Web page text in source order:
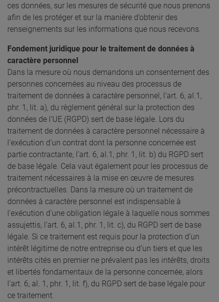
ces données, sur les mesures de sécurité que nous prenons
afin de les protéger et sur la manière d’obtenir des
renseignements sur les informations que nous recevons.
Fondement juridique pour le traitement de données à
caractère personnel
Dans la mesure où nous demandons un consentement des
personnes concernées au niveau des processus de
traitement de données à caractère personnel, l’art. 6, al.1,
phr. 1, lit. a), du règlement général sur la protection des
données de l’UE (RGPD) sert de base légale. Lors du
traitement de données à caractère personnel nécessaire à
l’exécution d’un contrat dont la personne concernée est
partie contractante, l’art. 6, al.1, phr. 1, lit. b) du RGPD sert
de base légale. Cela vaut également pour les processus de
traitement nécessaires à la mise en œuvre de mesures
précontractuelles. Dans la mesure où un traitement de
données à caractère personnel est indispensable à
l’exécution d’une obligation légale à laquelle nous sommes
assujettis, l’art. 6, al.1, phr. 1, lit. c), du RGPD sert de base
légale. Si ce traitement est requis pour la protection d’un
intérêt légitime de notre entreprise ou d’un tiers et que les
intérêts cités en premier ne prévalent pas les intérêts, droits
et libertés fondamentaux de la personne concernée, alors
l’art. 6, al. 1, phr. 1, lit. f), du RGPD sert de base légale pour
ce traitement.